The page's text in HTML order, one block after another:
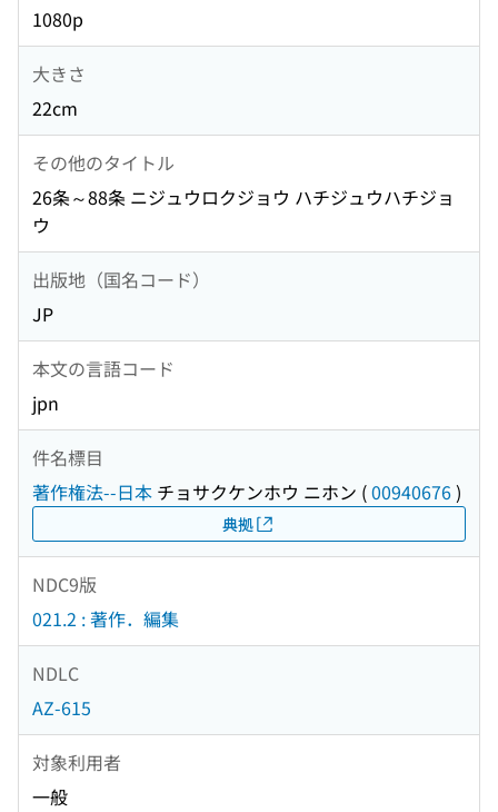
1080p
大きさ
22cm
その他のタイトル
26条～88条 ニジュウロクジョウ ハチジュウハチジョ
ウ
出版地（国名コード）
JP
本文の言語コード
jpn
件名標目
著作権法--日本 チョサクケンホウ ニホン (00940676)
典拠
NDC9版
021.2 : 著作．編集
NDLC
AZ-615
対象利用者
一般